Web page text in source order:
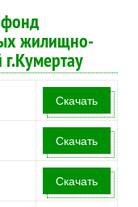
жилищно-
Скачать
Скачать
Скачать